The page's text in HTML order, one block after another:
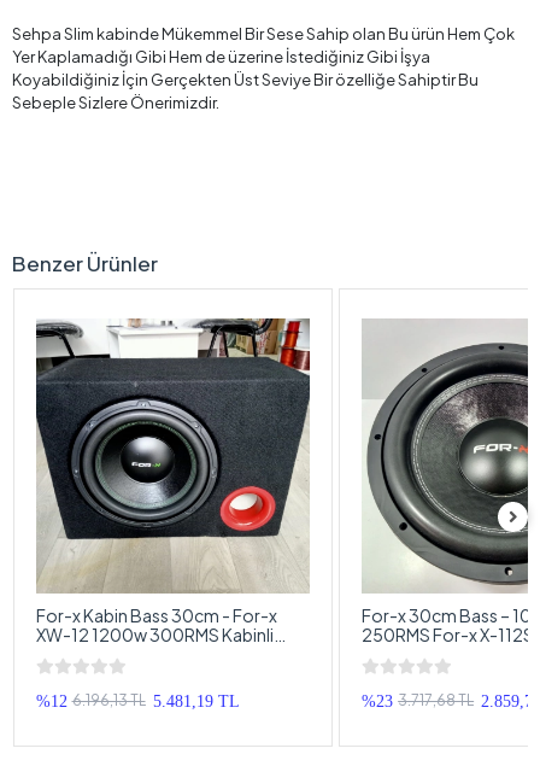
Sehpa Slim kabinde Mükemmel Bir Sese Sahip olan Bu ürün Hem Çok
Yer Kaplamadığı Gibi Hem de üzerine İstediğiniz Gibi İşya
Koyabildiğiniz İçin Gerçekten Üst Seviye Bir özelliğe Sahiptir Bu
Sebeple Sizlere Önerimizdir.
Benzer Ürünler
For-x Kabin Bass 30cm - For-x
XW-12 1200w 300RMS Kabinli
Subwoofer
%12 6.196,13 TL 5.481,19 TL
For-x 30cm Bass –
250RMS For-x X-
30cm
%23 3.717,68 TL